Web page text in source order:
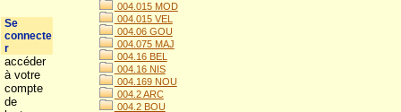
004.015 MOD
004.015 VEL
004.06 GOU
004.075 MAJ
004.16 BEL
004.16 NIS
004.169 NOU
004.2 ARC
004.2 BOU
Se
connecte
r
accéder
à votre
compte
de